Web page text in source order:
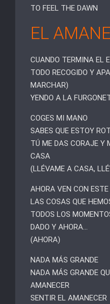
TO FEEL THE DAWN
EL
CUANDO TERMINA EL
TODO RECOGIDO Y
MARCHAR)
YENDO A LA
COGES MI MANO
SABES QUE ESTOY
TÚ ME DAS CORAJE Y
CASA
(LLÉVAME A CASA,
AHORA VEN CON
LAS COSAS QUE
TODOS LOS
DADO Y AHORA…
(AHORA)
NADA MÁS GRANDE
NADA MÁS GRANDE
AMANECER
SENTIR EL AMANECER